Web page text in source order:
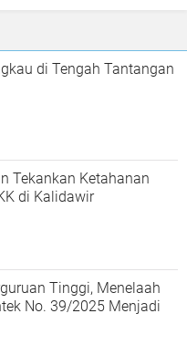
di Tengah Tantangan
Tekankan Ketahanan
di Kalidawir
Tinggi, Menelaah
No. 39/2025 Menjadi